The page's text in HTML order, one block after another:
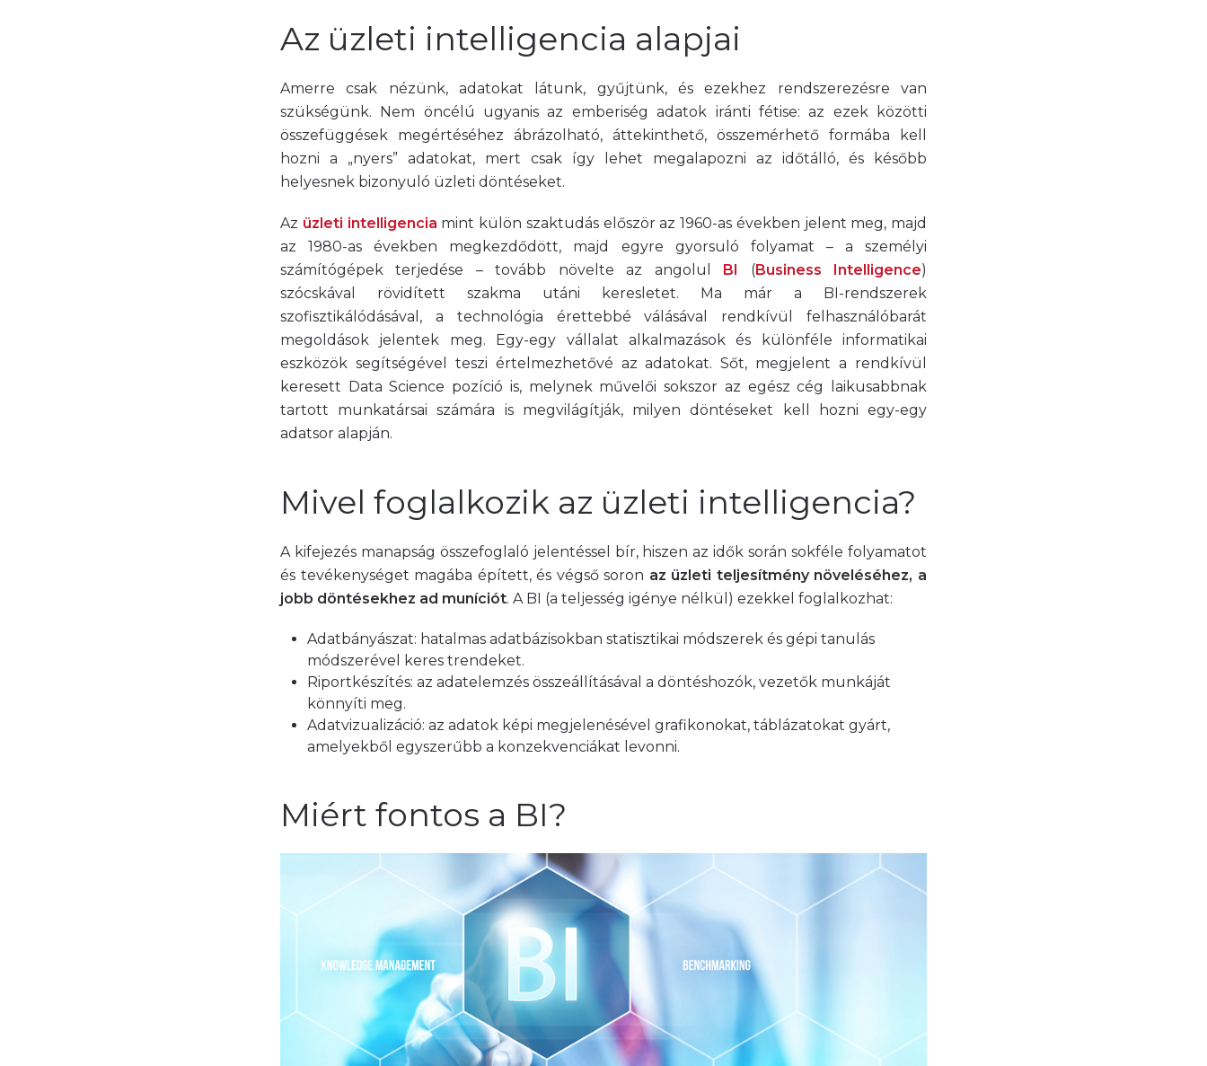
Az üzleti intelligencia alapjai
Amerre csak nézünk, adatokat látunk, gyűjtünk, és ezekhez rendszerezésre van
szükségünk. Nem öncélú ugyanis az emberiség adatok iránti fétise: az ezek közötti
összefüggések megértéséhez ábrázolható, áttekinthető, összemérhető formába kell
hozni a „nyers” adatokat, mert csak így lehet megalapozni az időtálló, és később
helyesnek bizonyuló üzleti döntéseket.
Az üzleti intelligencia mint külön szaktudás először az 1960-as években jelent meg, majd
az 1980-as években megkezdődött, majd egyre gyorsuló folyamat – a személyi
számítógépek terjedése – tovább növelte az angolul BI (Business Intelligence)
szócskával rövidített szakma utáni keresletet. Ma már a BI-rendszerek
szofisztikálódásával, a technológia érettebbé válásával rendkívül felhasználóbarát
megoldások jelentek meg. Egy-egy vállalat alkalmazások és különféle informatikai
eszközök segítségével teszi értelmezhetővé az adatokat. Sőt, megjelent a rendkívül
keresett Data Science pozíció is, melynek művelői sokszor az egész cég laikusabbnak
tartott munkatársai számára is megvilágítják, milyen döntéseket kell hozni egy-egy
adatsor alapján.
Mivel foglalkozik az üzleti intelligencia?
A kifejezés manapság összefoglaló jelentéssel bír, hiszen az idők során sokféle folyamatot
és tevékenységet magába épített, és végső soron az üzleti teljesítmény növeléséhez, a
jobb döntésekhez ad muníciót. A BI (a teljesség igénye nélkül) ezekkel foglalkozhat:
Adatbányászat: hatalmas adatbázisokban statisztikai módszerek és gépi tanulás
módszerével keres trendeket.
Riportkészítés: az adatelemzés összeállításával a döntéshozók, vezetők munkáját
könnyíti meg.
Adatvizualizáció: az adatok képi megjelenésével grafikonokat, táblázatokat gyárt,
amelyekből egyszerűbb a konzekvenciákat levonni.
Miért fontos a BI?